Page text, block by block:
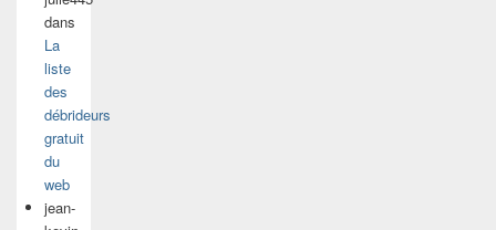
dans
La
liste
des
débrideurs
gratuit
du
web
jean-